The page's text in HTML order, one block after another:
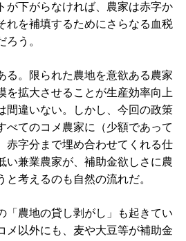
が下がらなければ、農家は赤字か
れを補填するためにさらなる血税
ろう。
。限られた農地を意欲ある農家
を拡大させることが生産効率向上
間違いない。しかし、今回の政策
べてのコメ農家に（少額であって
赤字分まで埋め合わせてくれる仕
い兼業農家が、補助金欲しさに農
考えるのも自然の流れだ。
農地の貸し剥がし」も起きてい
メ以外にも、麦や大豆等が補助金